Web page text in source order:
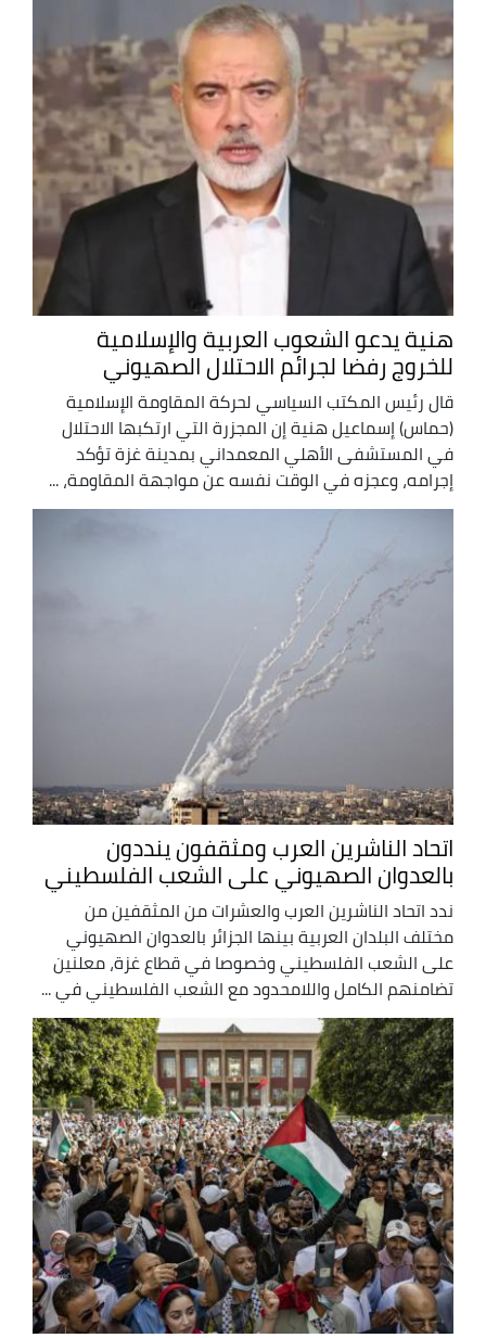
هنية يدعو الشعوب العربية والإسلامية
للخروج رفضا لجرائم الاحتلال الصهيوني
قال رئيس المكتب السياسي لحركة المقاومة الإسلامية
(حماس) إسماعيل هنية إن المجزرة التي ارتكبها الاحتلال
في المستشفى الأهلي المعمداني بمدينة غزة تؤكد
إجرامه، وعجزه في الوقت نفسه عن مواجهة المقاومة، ...
اتحاد الناشرين العرب ومثقفون ينددون
بالعدوان الصهيوني على الشعب الفلسطيني
ندد اتحاد الناشرين العرب والعشرات من المثقفين من
مختلف البلدان العربية بينها الجزائر بالعدوان الصهيوني
على الشعب الفلسطيني وخصوصا في قطاع غزة، معلنين
تضامنهم الكامل واللامحدود مع الشعب الفلسطيني في ...